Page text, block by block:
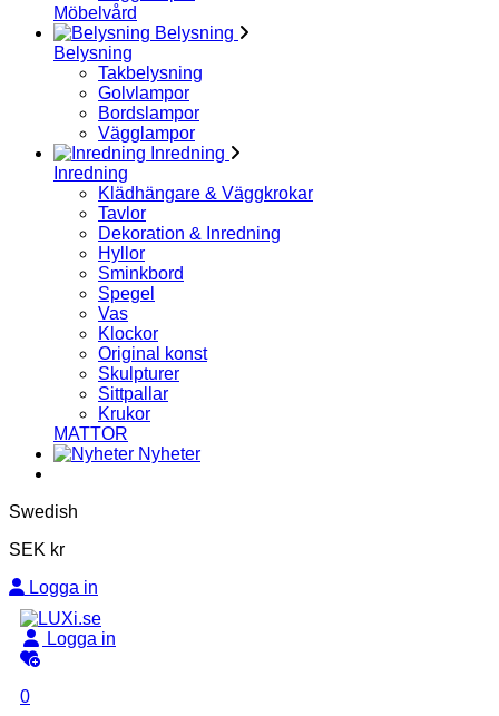
Möbelvård
Belysning
Belysning
Takbelysning
Golvlampor
Bordslampor
Vägglampor
Inredning
Inredning
Klädhängare & Väggkrokar
Tavlor
Dekoration & Inredning
Hyllor
Sminkbord
Spegel
Vas
Klockor
Original konst
Skulpturer
Sittpallar
Krukor
MATTOR
Nyheter
Swedish
SEK kr
Logga in
Logga in
0